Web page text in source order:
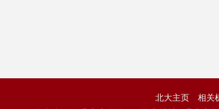
北大主页 相关